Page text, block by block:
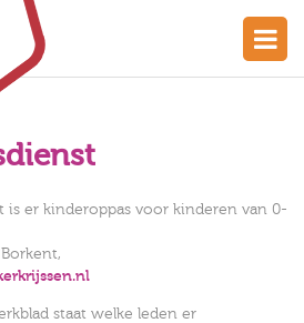
is er kinderoppas voor kinderen van 0-
staat welke leden er